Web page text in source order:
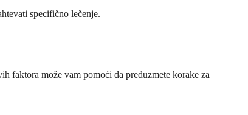
specifično lečenje.
faktora može vam pomoći da preduzmete korake za